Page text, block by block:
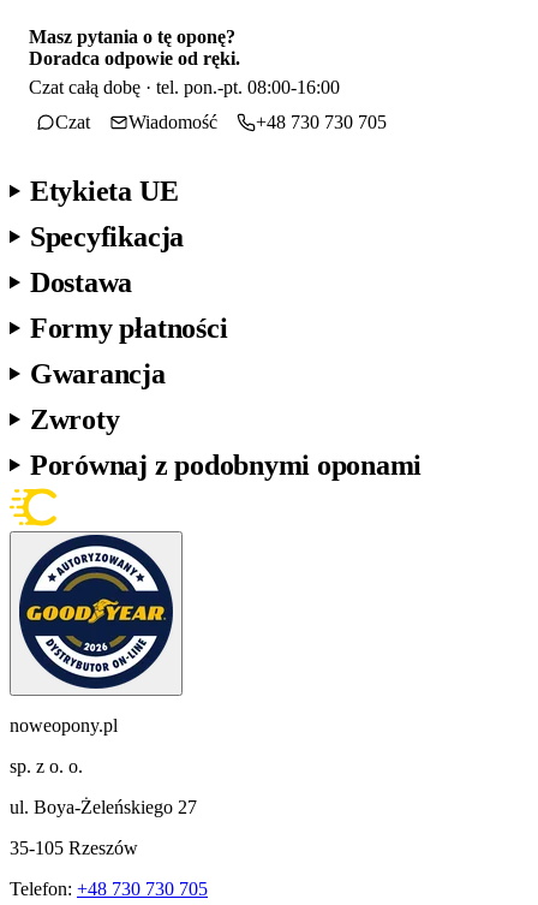
Masz pytania o tę oponę?
Doradca odpowie od ręki.
Czat całą dobę · tel. pon.-pt. 08:00-16:00
Czat
Wiadomość +48 730 730 705
Etykieta UE
Specyfikacja
Dostawa
Formy płatności
Gwarancja
Zwroty
Porównaj z podobnymi oponami
noweopony.pl
sp. z o. o.
ul. Boya-Żeleńskiego 27
35-105 Rzeszów
Telefon: +48 730 730 705